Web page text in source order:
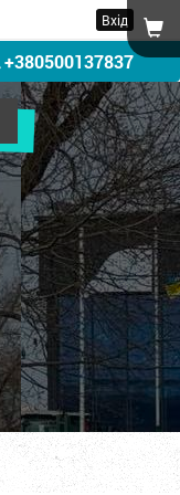
Вхід
+380500137837